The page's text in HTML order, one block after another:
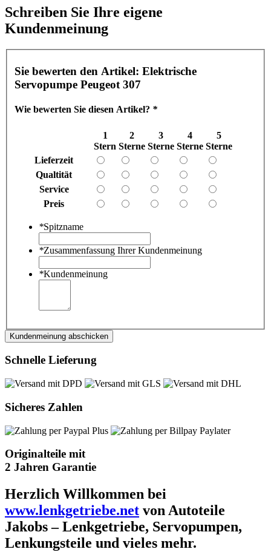
Schreiben Sie Ihre eigene
Kundenmeinung
Sie bewerten den Artikel: Elektrische
Servopumpe Peugeot 307
Wie bewerten Sie diesen Artikel? *
1
Stern
2
Sterne
3
Sterne
4
Sterne
5
Sterne
Lieferzeit
Qualtität
Service
Preis
*Spitzname
*Zusammenfassung Ihrer Kundenmeinung
*Kundenmeinung
Kundenmeinung abschicken
Schnelle Lieferung
Sicheres Zahlen
Originalteile mit
2 Jahren Garantie
Herzlich Willkommen bei
www.lenkgetriebe.net von Autoteile
Jakobs – Lenkgetriebe, Servopumpen,
Lenkungsteile und vieles mehr.